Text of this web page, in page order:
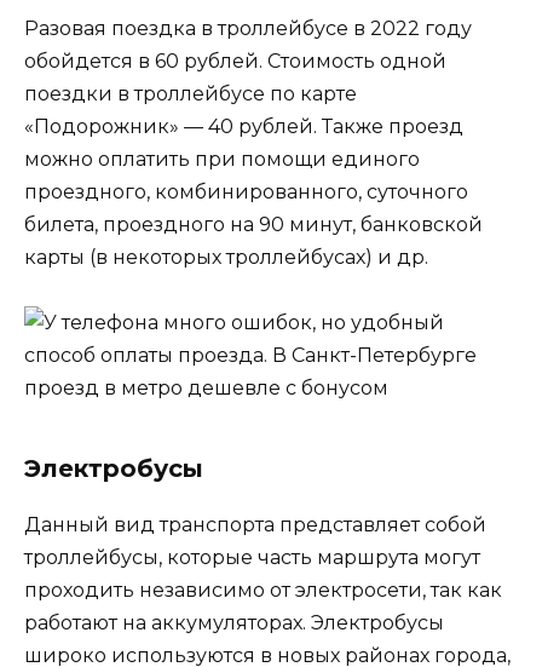
Разовая поездка в троллейбусе в 2022 году
обойдется в 60 рублей. Стоимость одной
поездки в троллейбусе по карте
«Подорожник» — 40 рублей. Также проезд
можно оплатить при помощи единого
проездного, комбинированного, суточного
билета, проездного на 90 минут, банковской
карты (в некоторых троллейбусах) и др.
Электробусы
Данный вид транспорта представляет собой
троллейбусы, которые часть маршрута могут
проходить независимо от электросети, так как
работают на аккумуляторах. Электробусы
широко используются в новых районах города,